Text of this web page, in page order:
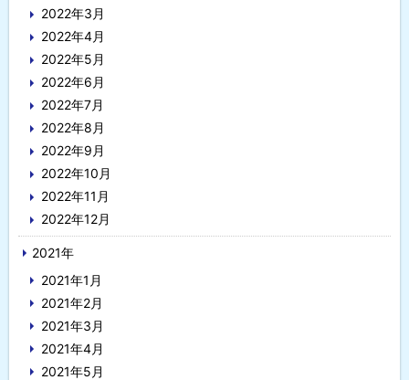
2022年3月
2022年4月
2022年5月
2022年6月
2022年7月
2022年8月
2022年9月
2022年10月
2022年11月
2022年12月
2021年
2021年1月
2021年2月
2021年3月
2021年4月
2021年5月